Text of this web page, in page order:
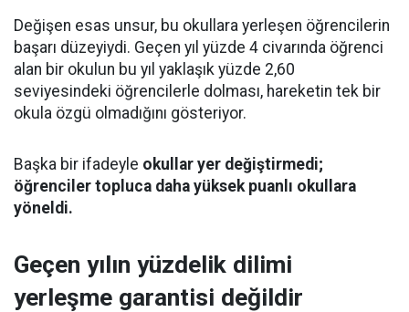
Değişen esas unsur, bu okullara yerleşen öğrencilerin
başarı düzeyiydi. Geçen yıl yüzde 4 civarında öğrenci
alan bir okulun bu yıl yaklaşık yüzde 2,60
seviyesindeki öğrencilerle dolması, hareketin tek bir
okula özgü olmadığını gösteriyor.
Başka bir ifadeyle okullar yer değiştirmedi;
öğrenciler topluca daha yüksek puanlı okullara
yöneldi.
Geçen yılın yüzdelik dilimi
yerleşme garantisi değildir